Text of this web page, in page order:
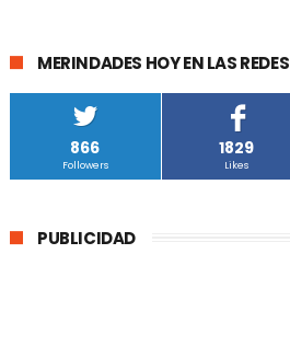
MERINDADES HOY EN LAS REDES
866
Followers
1829
Likes
PUBLICIDAD